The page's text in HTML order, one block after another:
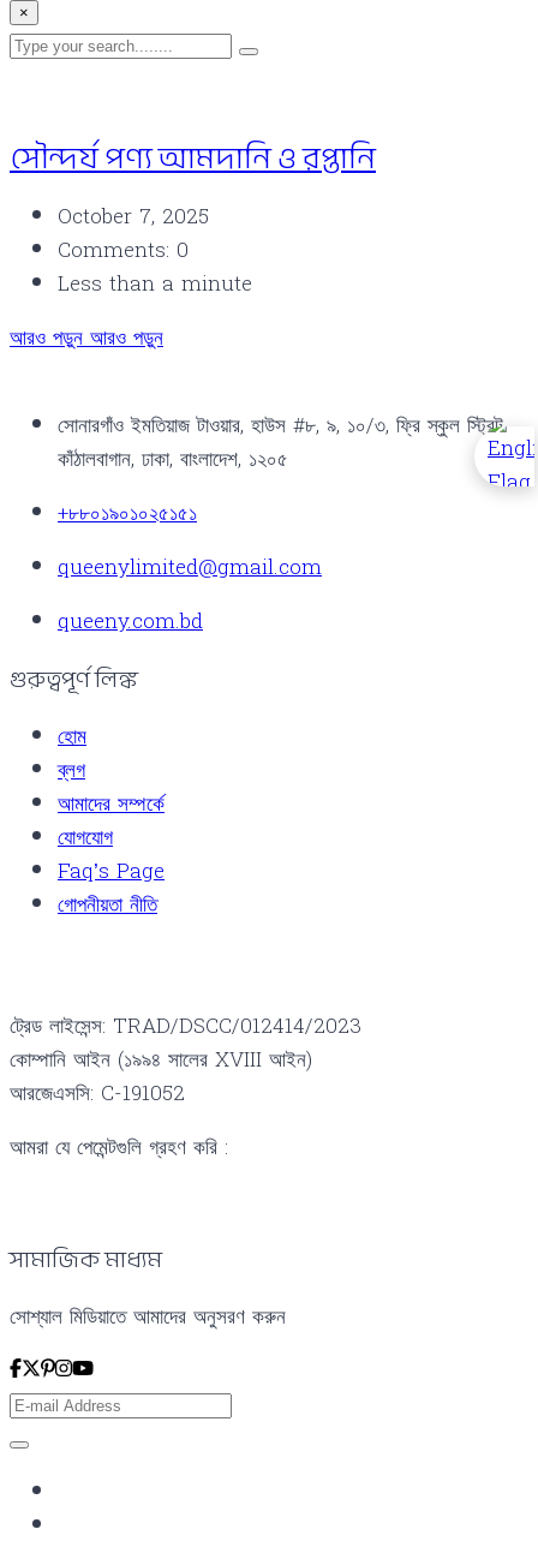
×
সৌন্দর্য পণ্য আমদানি ও রপ্তানি
October 7, 2025
Comments: 0
Less than a minute
আরও পড়ুনসৌন্দর্য
ও
রপ্তানি
আরও পড়ুনসৌন্দর্য
ও
রপ্তানি
সোনারগাঁও ইমতিয়াজ টাওয়ার, হাউস #৮, ৯, ১০/৩, ফ্রি স্কুল স্ট্রিট,
কাঁঠালবাগান, ঢাকা, বাংলাদেশ, ১২০৫
+৮৮০১৯০১০২৫১৫১
queenylimited@gmail.com
queeny.com.bd
গুরুত্বপূর্ণ লিঙ্ক
হোম
ব্লগ
আমাদের সম্পর্কে
যোগযোগ
Faq’s Page
গোপনীয়তা নীতি
ট্রেড লাইসেন্স: TRAD/DSCC/012414/2023
কোম্পানি আইন (১৯৯৪ সালের XVIII আইন)
আরজেএসসি: C-191052
আমরা যে পেমেন্টগুলি গ্রহণ করি :
সামাজিক মাধ্যম
সোশ্যাল মিডিয়াতে আমাদের অনুসরণ করুন